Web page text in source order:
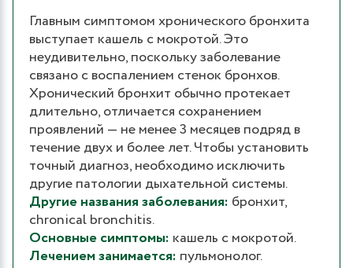
Главным симптомом хронического бронхита
выступает кашель с мокротой. Это
неудивительно, поскольку заболевание
связано с воспалением стенок бронхов.
Хронический бронхит обычно протекает
длительно, отличается сохранением
проявлений — не менее 3 месяцев подряд в
течение двух и более лет. Чтобы установить
точный диагноз, необходимо исключить
другие патологии дыхательной системы.
Другие названия заболевания: бронхит,
chronical bronchitis.
Основные симптомы: кашель с мокротой.
Лечением занимается: пульмонолог.